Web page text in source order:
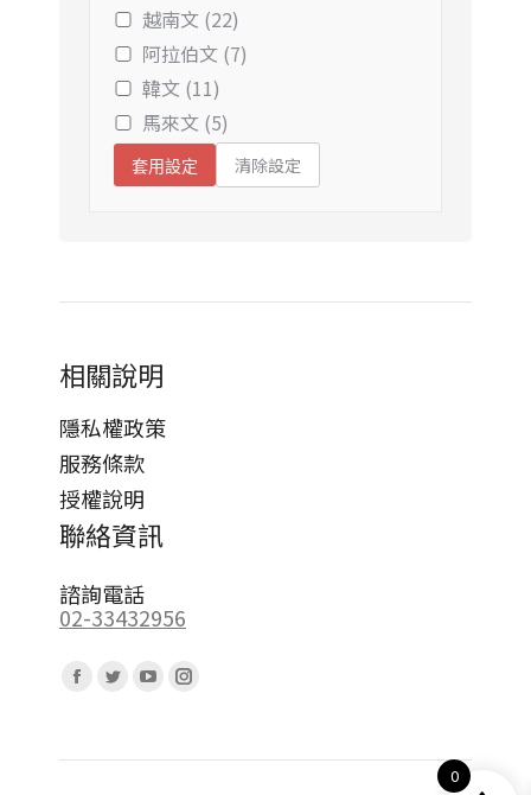
越南文 (22)
阿拉伯文 (7)
韓文 (11)
馬來文 (5)
套用設定 清除設定
相關說明
隱私權政策
服務條款
授權說明
聯絡資訊
諮詢電話
02-33432956
Facebook
opens
Twitter
opens
YouTube
opens
Instagram
opens
0